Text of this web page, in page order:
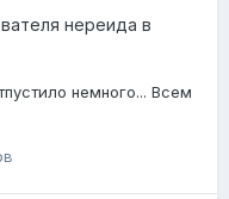
нереида в
немного... Всем